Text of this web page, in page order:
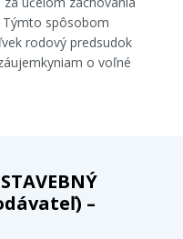
spôsobom
rodový predsudok
o voľné
–